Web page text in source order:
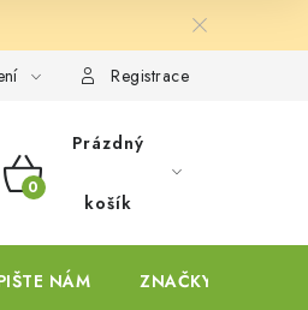
Registrace
NÁKUPNÍ
KOŠÍK
Prázdný
košík
NÁM ZNAČKY